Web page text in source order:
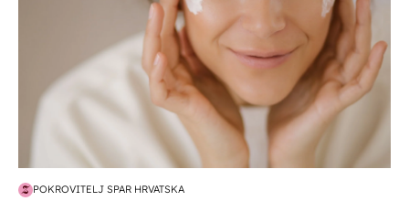
POKROVITELJ SPAR HRVATSKA